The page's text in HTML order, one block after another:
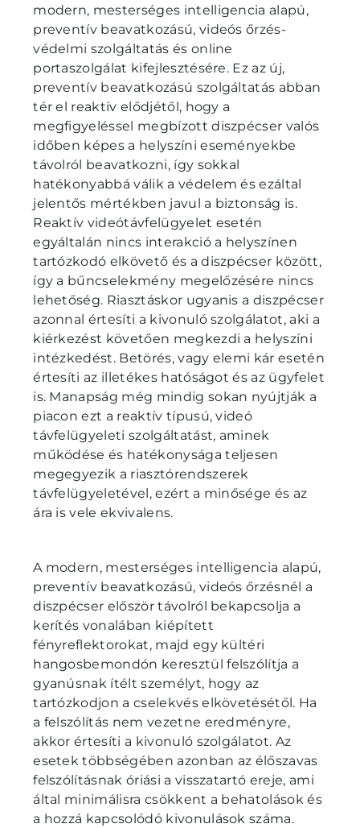
modern, mesterséges intelligencia alapú,
preventív beavatkozású, videós őrzés-
védelmi szolgáltatás és online
portaszolgálat kifejlesztésére. Ez az új,
preventív beavatkozású szolgáltatás abban
tér el reaktív elődjétől, hogy a
megfigyeléssel megbízott diszpécser valós
időben képes a helyszíni eseményekbe
távolról beavatkozni, így sokkal
hatékonyabbá válik a védelem és ezáltal
jelentős mértékben javul a biztonság is.
Reaktív videótávfelügyelet esetén
egyáltalán nincs interakció a helyszínen
tartózkodó elkövető és a diszpécser között,
így a bűncselekmény megelőzésére nincs
lehetőség. Riasztáskor ugyanis a diszpécser
azonnal értesíti a kivonuló szolgálatot, aki a
kiérkezést követően megkezdi a helyszíni
intézkedést. Betörés, vagy elemi kár esetén
értesíti az illetékes hatóságot és az ügyfelet
is. Manapság még mindig sokan nyújtják a
piacon ezt a reaktív típusú, videó
távfelügyeleti szolgáltatást, aminek
működése és hatékonysága teljesen
megegyezik a riasztórendszerek
távfelügyeletével, ezért a minősége és az
ára is vele ekvivalens.
A modern, mesterséges intelligencia alapú,
preventív beavatkozású, videós őrzésnél a
diszpécser először távolról bekapcsolja a
kerítés vonalában kiépített
fényreflektorokat, majd egy kültéri
hangosbemondón keresztül felszólítja a
gyanúsnak ítélt személyt, hogy az
tartózkodjon a cselekvés elkövetésétől. Ha
a felszólítás nem vezetne eredményre,
akkor értesíti a kivonuló szolgálatot. Az
esetek többségében azonban az élőszavas
felszólításnak óriási a visszatartó ereje, ami
által minimálisra csökkent a behatolások és
a hozzá kapcsolódó kivonulások száma.